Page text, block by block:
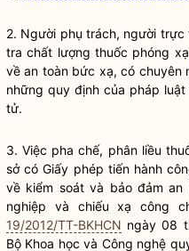
2. Người phụ trách, người
tra chất lượng thuốc phóng xạ
về an toàn bức xạ, có chuyên
những quy định của pháp luật
tử.
3. Việc pha chế, phân liều
sở có Giấy phép tiến hành
về kiểm soát và bảo đảm
nghiệp và chiếu xạ công
19/2012/TT-BKHCN ngày 08
Bộ Khoa học và Công nghệ